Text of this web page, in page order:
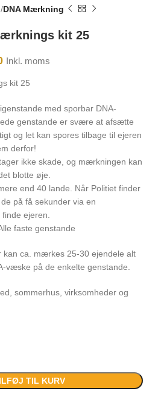
DNA Mærkning
kit 25
Inkl. moms
kit 25
med sporbar DNA-
genstande er svære at afsætte
og let kan spores tilbage til ejeren
derfor!
ikke skade, og mærkningen kan
blotte øje.
end 40 lande. Når Politiet finder
på få sekunder via en
ejeren.
faste genstande
ca. mærkes 25-30 ejendele alt
væske på de enkelte genstande.
sommerhus, virksomheder og
TIL KURV